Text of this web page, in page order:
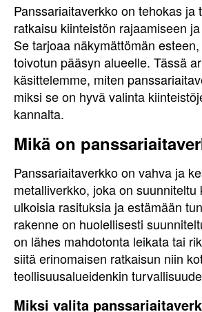
Panssariaitaverkko on tehokas ja
ratkaisu kiinteistön rajaamiseen
Se tarjoaa näkymättömän
toivotun pääsyn alueelle. Tässä
käsittelemme, miten
miksi se on hyvä valinta
kannalta.
Mikä on
Panssariaitaverkko on vahva ja
metalliverkko, joka on suunniteltu
ulkoisia rasituksia ja estämään
rakenne on huolellisesti
on lähes mahdotonta leikata tai
siitä erinomaisen ratkaisun niin
teollisuusalueidenkin
Miksi valita